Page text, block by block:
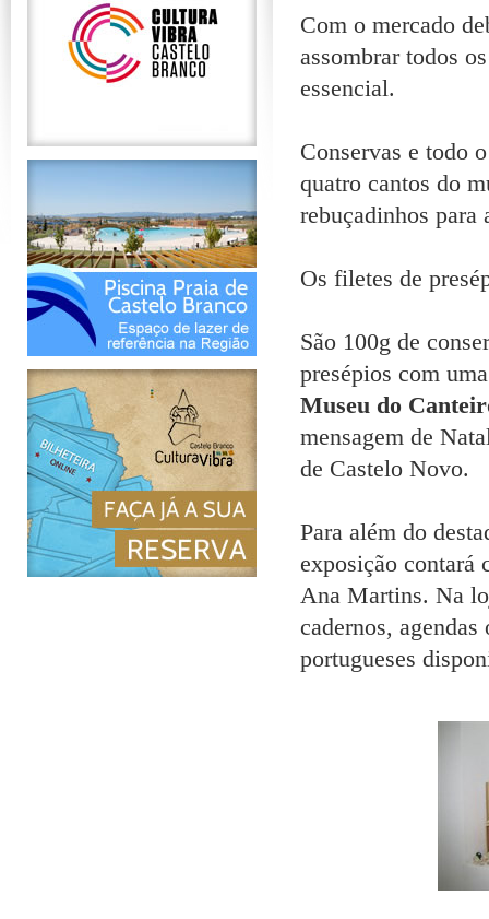
Com o mercado
assombrar todos
essencial.
Conservas e todo
quatro cantos do
rebuçadinhos para
Os filetes de
São 100g de
presépios com
Museu do
mensagem de
de Castelo Novo.
Para além do
exposição contará
Ana Martins. Na
cadernos,
portugueses